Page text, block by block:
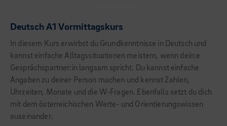
Deutsch A1 Vormittagskurs
In diesem Kurs erwirbst du Grundkenntnisse in Deutsch und
kannst einfache Alltagssituationen meistern, wenn dein:e
Gesprächspartner:in langsam spricht. Du kannst einfache
Angaben zu deiner Person machen und kennst Zahlen,
Uhrzeiten, Monate und die W-Fragen. Ebenfalls setzt du dich
mit dem österreichischen Werte- und Orientierungswissen
auseinander.